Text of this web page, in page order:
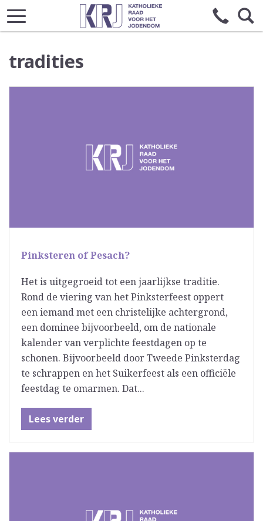
tradities
Pinksteren of Pesach?
Het is uitgegroeid tot een jaarlijkse traditie.
Rond de viering van het Pinksterfeest oppert
een iemand met een christelijke achtergrond,
een dominee bijvoorbeeld, om de nationale
kalender van verplichte feestdagen op te
schonen. Bijvoorbeeld door Tweede Pinksterdag
te schrappen en het Suikerfeest als een officiële
feestdag te omarmen. Dat...
Lees verder